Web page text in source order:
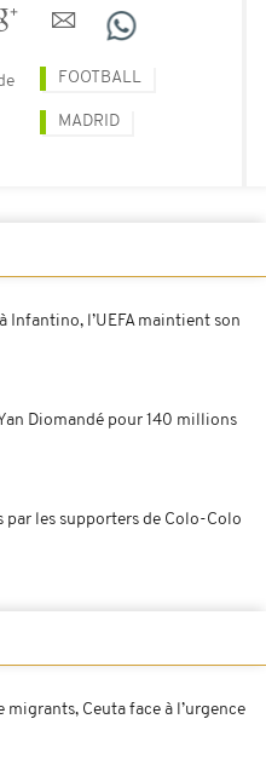
FOOTBALL
MADRID
Infantino, l’UEFA maintient son
Diomandé pour 140 millions
les supporters de Colo-Colo
migrants, Ceuta face à l’urgence